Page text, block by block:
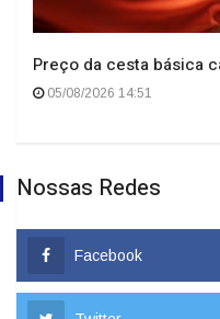
Preço da cesta básica
05/08/2026 14:51
Nossas Redes
Facebook